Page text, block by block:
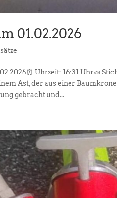
01.02.2026
Uhrzeit: 16:31 Uhr📣
Ast, der aus einer
gebracht und...